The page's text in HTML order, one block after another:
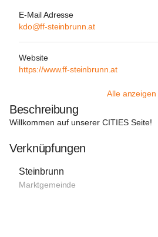
E-Mail Adresse
kdo@ff-steinbrunn.at
Website
https://www.ff-steinbrunn.at
Alle anzeigen
Beschreibung
Willkommen auf unserer CITIES Seite!
Verknüpfungen
Steinbrunn
Marktgemeinde